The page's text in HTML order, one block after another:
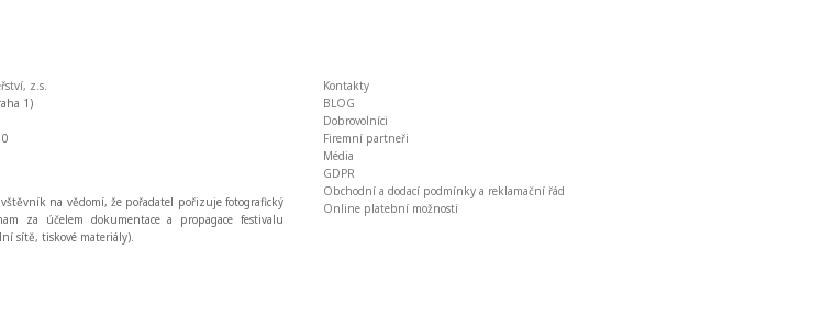
z.s.
1)
na vědomí, že pořadatel pořizuje fotografický
za účelem dokumentace a propagace festivalu
sítě, tiskové materiály).
Kontakty
BLOG
Dobrovolníci
Firemní partneři
Média
GDPR
Obchodní a dodací podmínky a reklamační řád
Online platební možnosti